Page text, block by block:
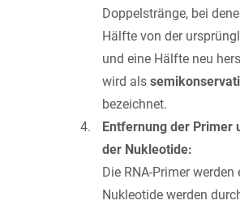
Doppelstränge, bei
Hälfte von der
und eine Hälfte neu
wird als
bezeichnet.
Entfernung der Primer
der Nukleotide:
Die RNA-Primer
Nukleotide werden